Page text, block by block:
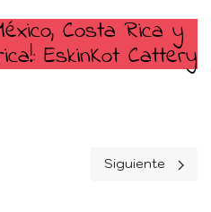
Costa Rica y
EskinKot Cattery
gato: el gato sphynx
Artículo
Siguiente